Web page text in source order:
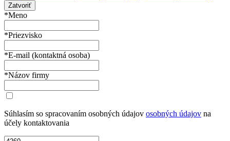
Zatvoriť
*Meno
*Priezvisko
*E-mail (kontaktná osoba)
*Názov firmy
Súhlasím so spracovaním osobných údajov osobných údajov na
účely kontaktovania